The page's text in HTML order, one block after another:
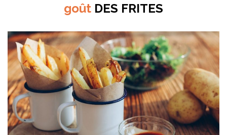
goût DES FRITES